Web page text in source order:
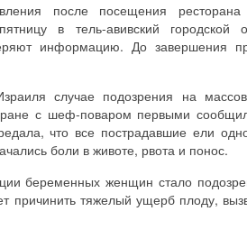
после посещения ресторана
в тель-авивский городской
информацию. До завершения
случае подозрения на
с шеф-поваром первыми
что все пострадавшие ели
боли в животе, рвота и понос.
беременных женщин стало
причинить тяжелый ущерб плоду,